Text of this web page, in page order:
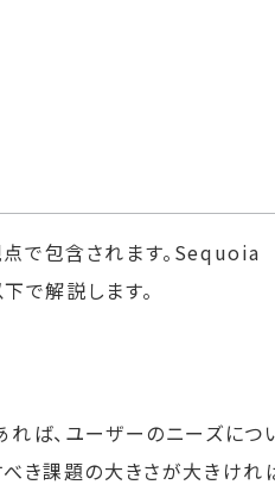
点で包含されます。Sequoia
で解説します。
れば、ユーザーのニーズにつ
き課題の大きさが大きけれ